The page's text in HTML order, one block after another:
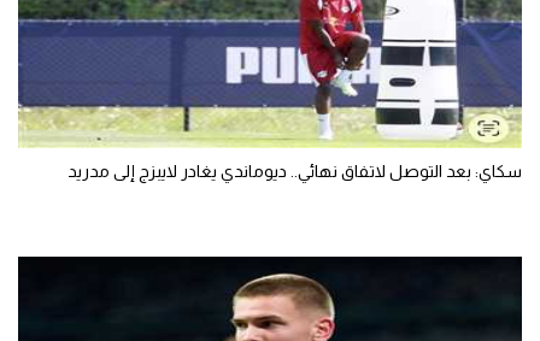
سكاي: بعد التوصل لاتفاق نهائي.. ديوماندي يغادر لايبزج إلى مدريد